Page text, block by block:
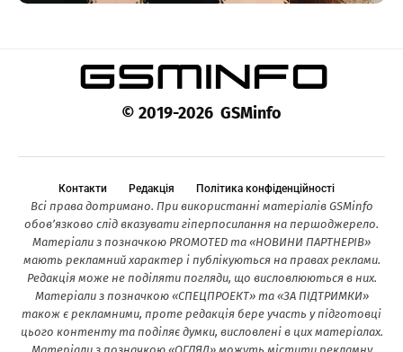
© 2019-2026 GSMinfo
Контакти Редакція Політика конфіденційності
Всі права дотримано. При використанні матеріалів GSMinfo
обов’язково слід вказувати гіперпосилання на першоджерело.
Матеріали з позначкою PROMOTED та «НОВИНИ ПАРТНЕРІВ»
мають рекламний характер і публікуються на правах реклами.
Редакція може не поділяти погляди, що висловлюються в них.
Матеріали з позначкою «СПЕЦПРОЕКТ» та «ЗА ПІДТРИМКИ»
також є рекламними, проте редакція бере участь у підготовці
цього контенту та поділяє думки, висловлені в цих матеріалах.